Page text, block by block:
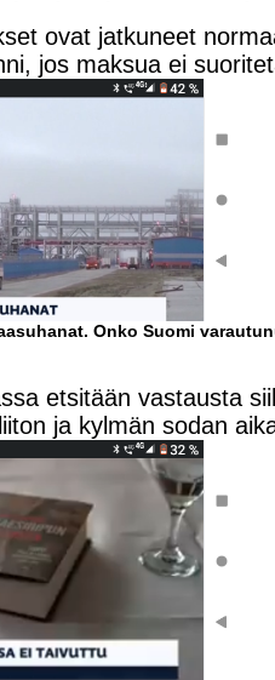
ovat jatkuneet
jos maksua ei
Onko Suomi
etsitään vastausta
ja kylmän sodan